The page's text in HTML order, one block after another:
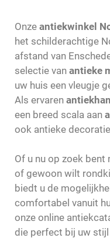
Onze antiekwinkel
het schilderachtige
afstand van
selectie van antieke
uw huis een vleugje
Als ervaren
een breed scala aan
ook antieke
Of u nu op zoek
of gewoon wilt
biedt u de
comfortabel vanuit
onze online
die perfect bij uw stijl